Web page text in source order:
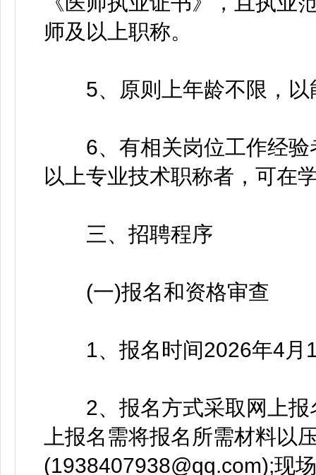
师及以上职称。
5、原则上年龄不限，以
6、有相关岗位工作经验
以上专业技术职称者，可在
三、招聘程序
(一)报名和资格审查
1、报名时间2026年4月
2、报名方式采取网上报
上报名需将报名所需材料以
(1938407938@qq.com);现